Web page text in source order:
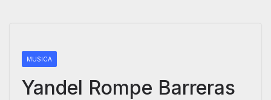
MUSICA
Yandel Rompe Barreras